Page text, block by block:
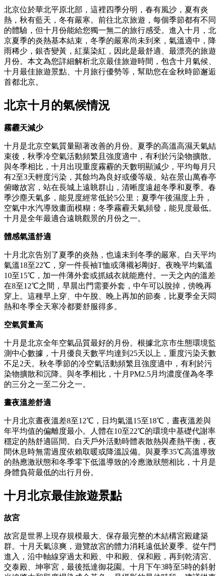
北京位於華北平原北部，這裡四季分明，春有風沙，夏有炎
熱，秋有藍天，冬有嚴寒。前往北京旅遊，每個季節都有不同
的體驗，但十月份能給您獨一無二的旅行感受。進入十月，北
京夏季的炎熱基本結束，冬季的嚴寒尚未到來，氣溫適中，降
雨稀少，銀杏變黃，紅葉染紅，因此是最舒適、最漂亮的旅遊
月份。本文為您詳細解析北京最佳旅遊時間，包含十月氣候、
十月最佳旅遊景點、十月旅行優勢等，幫助您在金秋時節邂逅
首都北京。
北京十月的氣候情況
霧霾天減少
十月是北京空氣質量顯著改善的月份。夏季的高溫高濕天氣結
束後，秋季冷空氣活動頻繁且強度適中，有利於污染物擴散。
與冬季相比，十月出現重度霧霾的天數明顯減少，平均每月只
有2至3天輕度污染，其餘均為良好或優等級。站在景山萬春亭
俯瞰故宮，站在長城上遠眺群山，清晰度遠超冬季和夏季。春
季沙塵天氣多，能見度經常低於5公里；夏季午後濕度上升，
空氣中水汽導致畫面模糊；冬季霧霾天氣頻發，能見度最低。
十月是全年最適合遠眺觀景的月份之一。
體感氣溫舒適
十月北京告別了夏季的炎熱，也遠未到冬季的嚴寒。白天平均
氣溫18至22℃，穿一件長袖T恤或薄襯衫剛好。夜晚平均氣溫
10至15℃，加一件薄外套或抓絨衣就能應付。一天之內的溫差
在8至12℃之間，早晨出門需要外套，中午可以脫掉，傍晚再
穿上。這種早上穿、中午脫、晚上再加的節奏，比夏季全天悶
熱和冬季全天寒冷都要舒服得多。
空氣質量高
十月是北京全年空氣品質最好的月份。根據北京市生態環境監
測中心數據，十月優良天數平均達到25天以上，重度污染天數
不足2天。秋冬季節的冷空氣活動頻繁且強度適中，有利於污
染物擴散和沉降。與冬季相比，十月PM2.5月均濃度僅為冬季
的三分之一至二分之一。
晝夜溫差舒適
十月北京晝夜溫差8至12℃，日均氣溫15至18℃，晝夜溫差與
年平均值的偏離度最小。人體在10至22℃的環境中基礎代謝率
穩定的熱舒適區間。白天戶外活動時體表散熱與產熱平衡，夜
間休息時無需過度依賴取暖或降溫設備。與夏季35℃高溫導致
的熱應激狀態和冬季零下低溫導致的冷應激狀態相比，十月是
身體負荷最低的出行月份。
十月北京最佳旅遊景點
故宮
故宮是世界上現存規模最大、保存最完整的木結構宮殿建築
群。十月天氣涼爽，遊覽故宮的體力消耗遠低於夏季。從午門
進入，沿中軸線穿過太和殿、中和殿、保和殿，再到乾清宮、
交泰殿、坤寧宮，最後抵達御花園。十月下午3時至5時的斜射